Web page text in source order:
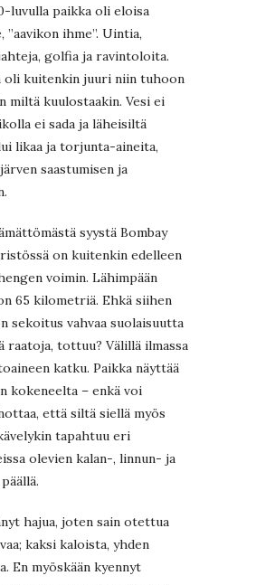
luvulla paikka oli eloisa
ihme”. Uintia,
golfia ja ravintoloita.
oli kuitenkin juuri niin tuhoon
miltä kuulostaakin. Vesi ei
ei sada ja läheisiltä
likaa ja torjunta-aineita,
saastumisen ja
syystä Bombay
on kuitenkin edelleen
voimin. Lähimpään
65 kilometriä. Ehkä siihen
sekoitus vahvaa suolaisuutta
raatoja, tottuu? Välillä ilmassa
katku. Paikka näyttää
kokeneelta – enkä voi
että siltä siellä myös
tapahtuu eri
olevien kalan-, linnun- ja
hajua, joten sain otettua
kaksi kaloista, yhden
En myöskään kyennyt